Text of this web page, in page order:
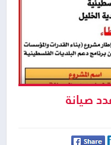
صيانة